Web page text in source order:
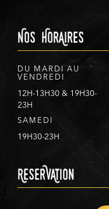
Nos HorAires
DU MARDI AU
VENDREDI
12H-13H30 & 19H30-
23H
SAMEDI
19H30-23H
ReserVAtion